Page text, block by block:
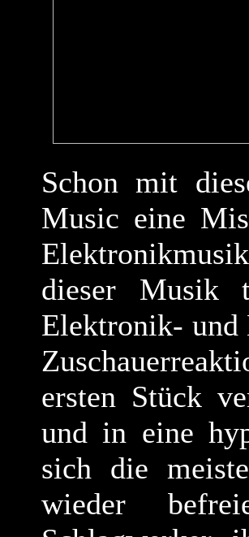
Schon mit
Music eine
dieser Musik
Elektronik- und
ersten Stück
und in eine
sich die
wieder